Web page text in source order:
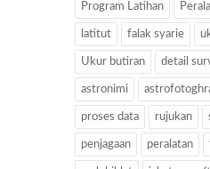
Program Latihan
latitut falak syarie
Ukur butiran detail
astronimi
proses data rujukan
penjagaan peralatan